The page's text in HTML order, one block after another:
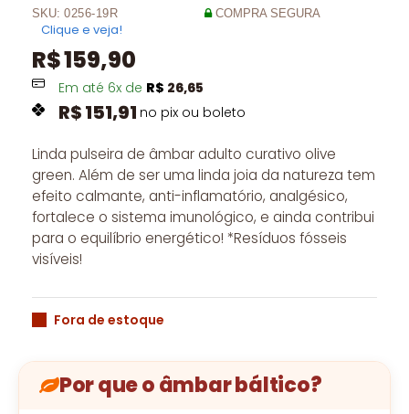
SKU: 0256-19R COMPRA SEGURA
Clique e veja!
R$159,90
Em até 6x de R$ 26,65
R$151,91 no pix ou boleto
Linda pulseira de âmbar adulto curativo olive
green. Além de ser uma linda joia da natureza tem
efeito calmante, anti-inflamatório, analgésico,
fortalece o sistema imunológico, e ainda contribui
para o equilíbrio energético! *Resíduos fósseis
visíveis!
Fora de estoque
Por que o âmbar báltico?